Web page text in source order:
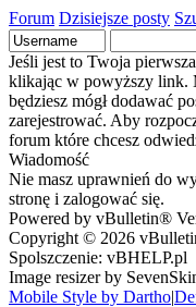
Forum Dzisiejsze posty
Jeśli jest to Twoja
klikając w powyższy link.
będziesz mógł dodawać
zarejestrować. Aby
forum które chcesz
Wiadomość
Nie masz uprawnień do
stronę i zalogować się.
Powered by vBulletin®
Copyright © 2026
Spolszczenie: vBHELP.pl
Image resizer by
Mobile Style by Dartho|